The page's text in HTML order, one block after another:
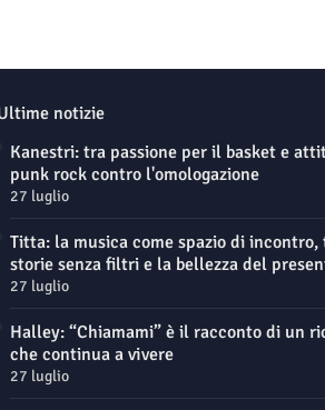
notizie
Kanestri: tra passione per il basket e
punk rock contro l'omologazione
27 luglio
Titta: la musica come spazio di incontro,
storie senza filtri e la bellezza del
27 luglio
Halley: “Chiamami” è il racconto di un
che continua a vivere
27 luglio